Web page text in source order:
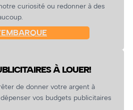
curiosité ou redonner à des
À LOUER!
de donner votre argent à
vos budgets publicitaires